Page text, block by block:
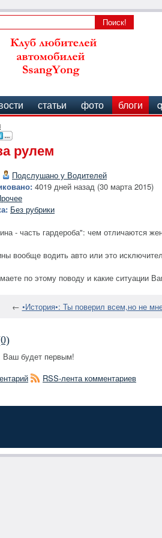
статьи фото блоги
рулем
Подслушано у Водителей
4019 дней назад (30 марта 2015)
Без рубрики
- часть гардероба": чем отличаются
вообще водить авто или это
по этому поводу и какие ситуации
← •История•: Ты поверил всем,но не
Ваш будет первым!
RSS-лента комментариев